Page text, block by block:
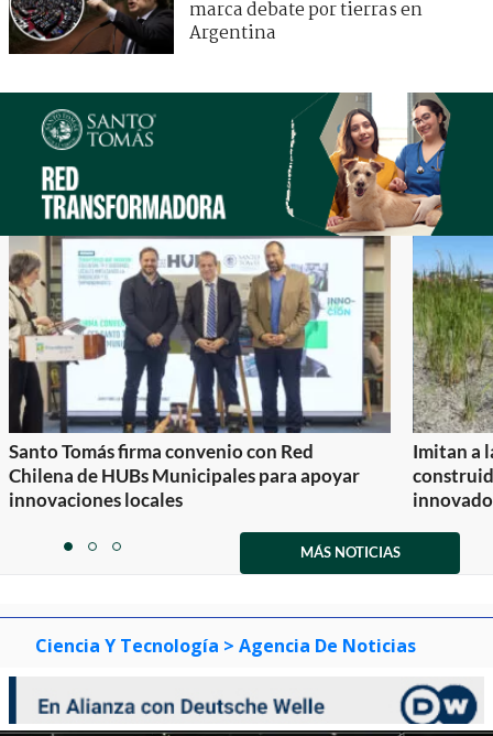
marca debate por tierras en
Argentina
Santo Tomás firma convenio con Red
Chilena de HUBs Municipales para apoyar
innovaciones locales
Imitan a
itemitemitem
MÁS NOTICIAS
Ciencia Y Tecnología > Agencia De Noticias